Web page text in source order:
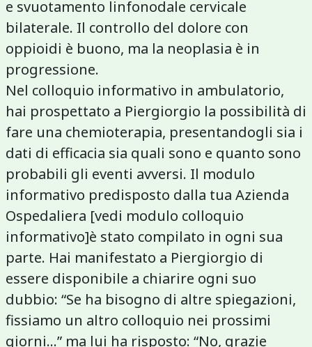
e svuotamento linfonodale cervicale
bilaterale. Il controllo del dolore con
oppioidi è buono, ma la neoplasia è in
progressione.
Nel colloquio informativo in ambulatorio,
hai prospettato a Piergiorgio la possibilità di
fare una chemioterapia, presentandogli sia i
dati di efficacia sia quali sono e quanto sono
probabili gli eventi avversi. Il modulo
informativo predisposto dalla tua Azienda
Ospedaliera [vedi modulo colloquio
informativo]è stato compilato in ogni sua
parte. Hai manifestato a Piergiorgio di
essere disponibile a chiarire ogni suo
dubbio: “Se ha bisogno di altre spiegazioni,
fissiamo un altro colloquio nei prossimi
giorni…” ma lui ha risposto: “No, grazie